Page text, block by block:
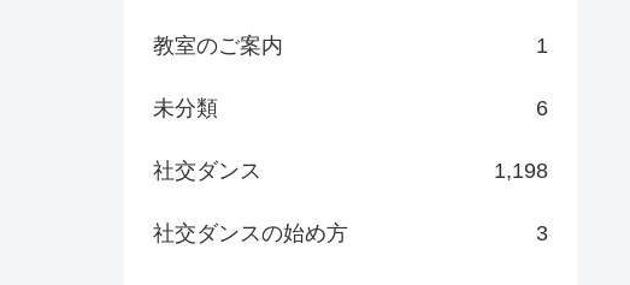
教室のご案内 1
未分類 6
社交ダンス 1,198
社交ダンスの始め方 3